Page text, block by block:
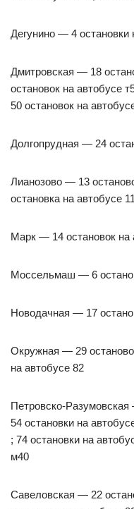
Дегунино — 4 остановки
Дмитровская — 18
остановок на автобусе
50 остановок на
Долгопрудная — 24
Лианозово — 13
остановка на автобусе
Марк — 14 остановок на
Моссельмаш — 6
Новодачная — 17
Окружная — 29
на автобусе 82
Петровско-Разумовская
54 остановки на
; 74 остановки на
м40
Савеловская — 22